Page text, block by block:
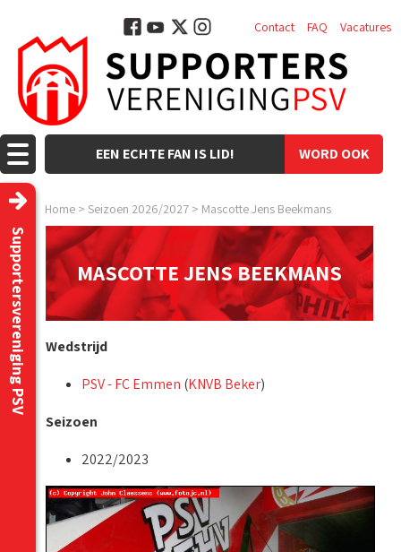
WORD OOK
EEN ECHTE FAN IS LID!
Contact FAQ Vacatures
Home > Seizoen 2026/2027 > Mascotte Jens Beekmans
Supportersvereniging PSV MASCOTTE JENS BEEKMANS
Wedstrijd
PSV - FC Emmen (KNVB Beker)
Seizoen
2022/2023